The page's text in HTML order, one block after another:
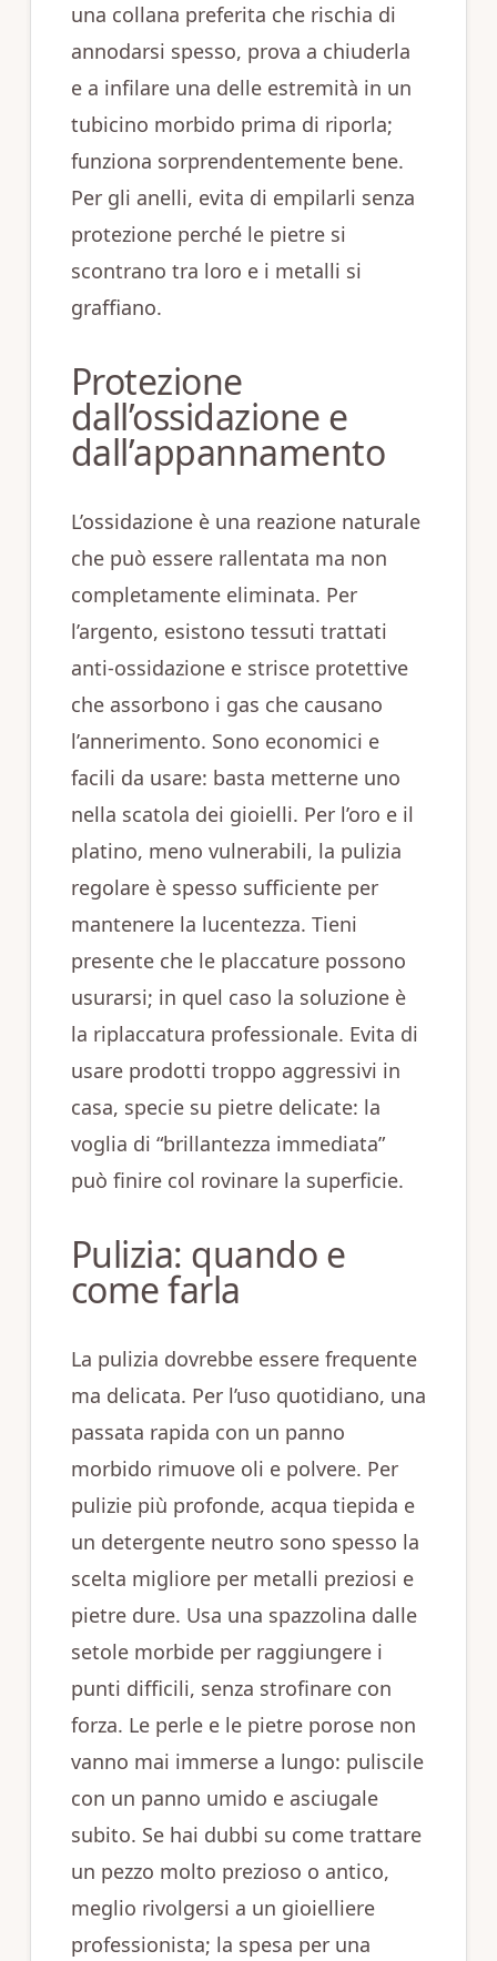
una collana preferita che rischia di
annodarsi spesso, prova a chiuderla
e a infilare una delle estremità in un
tubicino morbido prima di riporla;
funziona sorprendentemente bene.
Per gli anelli, evita di empilarli senza
protezione perché le pietre si
scontrano tra loro e i metalli si
graffiano.
Protezione
dall’ossidazione e
dall’appannamento
L’ossidazione è una reazione naturale
che può essere rallentata ma non
completamente eliminata. Per
l’argento, esistono tessuti trattati
anti-ossidazione e strisce protettive
che assorbono i gas che causano
l’annerimento. Sono economici e
facili da usare: basta metterne uno
nella scatola dei gioielli. Per l’oro e il
platino, meno vulnerabili, la pulizia
regolare è spesso sufficiente per
mantenere la lucentezza. Tieni
presente che le placcature possono
usurarsi; in quel caso la soluzione è
la riplaccatura professionale. Evita di
usare prodotti troppo aggressivi in
casa, specie su pietre delicate: la
voglia di “brillantezza immediata”
può finire col rovinare la superficie.
Pulizia: quando e
come farla
La pulizia dovrebbe essere frequente
ma delicata. Per l’uso quotidiano, una
passata rapida con un panno
morbido rimuove oli e polvere. Per
pulizie più profonde, acqua tiepida e
un detergente neutro sono spesso la
scelta migliore per metalli preziosi e
pietre dure. Usa una spazzolina dalle
setole morbide per raggiungere i
punti difficili, senza strofinare con
forza. Le perle e le pietre porose non
vanno mai immerse a lungo: puliscile
con un panno umido e asciugale
subito. Se hai dubbi su come trattare
un pezzo molto prezioso o antico,
meglio rivolgersi a un gioielliere
professionista; la spesa per una